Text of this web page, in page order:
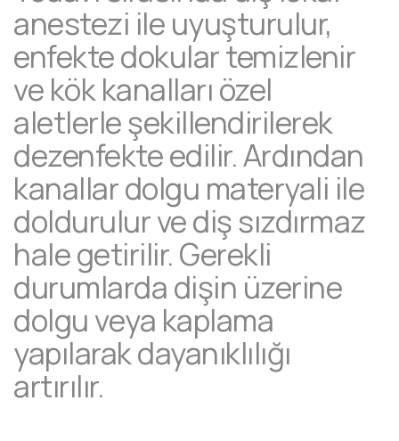
anestezi ile uyuşturulur,
enfekte dokular temizlenir
ve kök kanalları özel
aletlerle şekillendirilerek
dezenfekte edilir. Ardından
kanallar dolgu materyali ile
doldurulur ve diş sızdırmaz
hale getirilir. Gerekli
durumlarda dişin üzerine
dolgu veya kaplama
yapılarak dayanıklılığı
artırılır.